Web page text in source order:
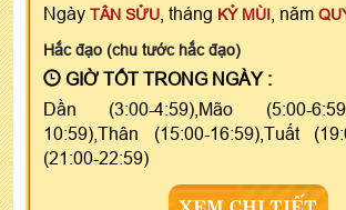
Ngày TÂN SỬU , tháng KỶ MÙI , năm
Hắc đạo (chu tước hắc đạo)
GIỜ TỐT TRONG NGÀY :
Dần (3:00-4:59),Mão (5:00-
10:59),Thân (15:00-16:59),Tuất
(21:00-22:59)
XEM CHI TIẾT